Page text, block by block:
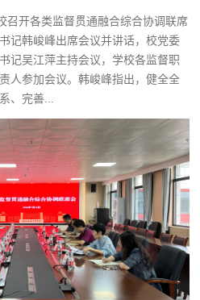
召开各类监督贯通融合综合协调联席
记韩峻峰出席会议并讲话，校党委
记吴江萍主持会议，学校各监督职
人参加会议。韩峻峰指出，健全全
、完善...